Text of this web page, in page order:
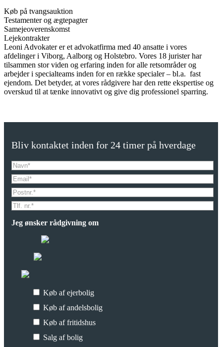
Køb på tvangsauktion
Testamenter og ægtepagter
Samejeoverenskomst
Lejekontrakter
Leoni Advokater er et advokatfirma med 40 ansatte i vores
afdelinger i Viborg, Aalborg og Holstebro. Vores 18 jurister har
tilsammen stor viden og erfaring inden for alle retsområder og
arbejder i specialteams inden for en række specialer – bl.a. fast
ejendom. Det betyder, at vores rådgivere har den rette ekspertise og
overskud til at tænke innovativt og give dig professionel sparring.
Bliv kontaktet inden for 24 timer på hverdage
Jeg ønsker rådgivning om
Køb af ejerbolig
Køb af andelsbolig
Køb af fritidshus
Salg af bolig